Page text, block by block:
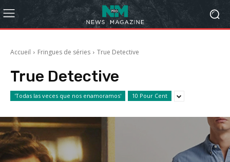
Accueil Fringues de séries True Detective
True Detective
'Todas las veces que nos enamoramos' 10 Pour Cent